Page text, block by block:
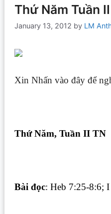
Thứ Năm Tuần
January 13, 2012 by LM
Xin Nhấn vào đây để
Thứ Năm, Tuần II TN
Bài đọc: Heb 7:25-8:6;